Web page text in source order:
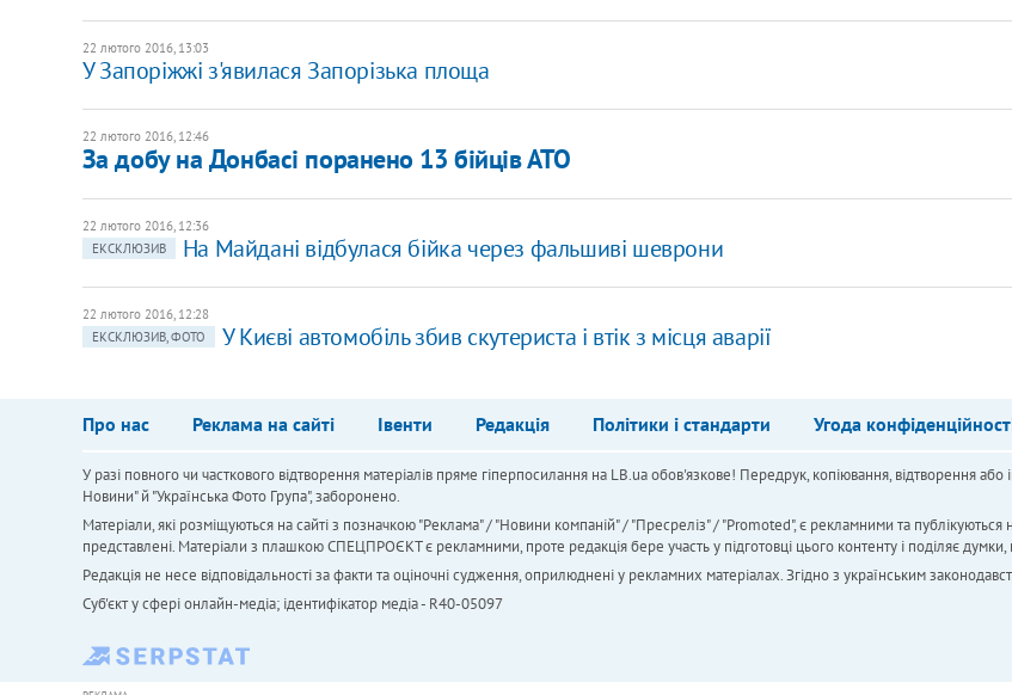
22 лютого 2016, 13:03
У Запоріжжі з'явилася Запорізька площа
22 лютого 2016, 12:46
За добу на Донбасі поранено 13 бійців АТО
22 лютого 2016, 12:36
ЕКСКЛЮЗИВ
На Майдані відбулася бійка через фальшиві шеврони
22 лютого 2016, 12:28
ЕКСКЛЮЗИВ, ФОТО
У Києві автомобіль збив скутериста і втік з місця аварії
Про нас Реклама на сайті Івенти Редакція Політики і стандарти Угода
У разі повного чи часткового відтворення матеріалів пряме гіперпосилання на LB.ua обов'язкове! Передрук, копіювання, відтворення
Новини" й "Українська Фото Група", заборонено.
Матеріали, які розміщуються на сайті з позначкою "Реклама" / "Новини компаній" / "Пресреліз" / "Promoted", є рекламними та
представлені. Матеріали з плашкою СПЕЦПРОЄКТ є рекламними, проте редакція бере участь у підготовці цього контенту і поділяє думки,
Редакція не несе відповідальності за факти та оціночні судження, оприлюднені у рекламних матеріалах. Згідно з українським
Cуб'єкт у сфері онлайн-медіа; ідентифікатор медіа - R40-05097